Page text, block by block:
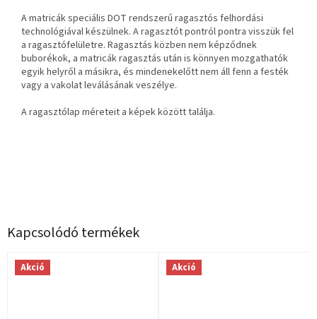
Kapcsolódó termékek
Akció Akció
A matricák speciális DOT rendszerű ragasztós felhordási
technológiával készülnek. A ragasztót pontról pontra visszük fel
a ragasztófelületre. Ragasztás közben nem képződnek
buborékok, a matricák ragasztás után is könnyen mozgathatók
egyik helyről a másikra, és mindenekelőtt nem áll fenn a festék
vagy a vakolat leválásának veszélye.
A ragasztólap méreteit a képek között találja.